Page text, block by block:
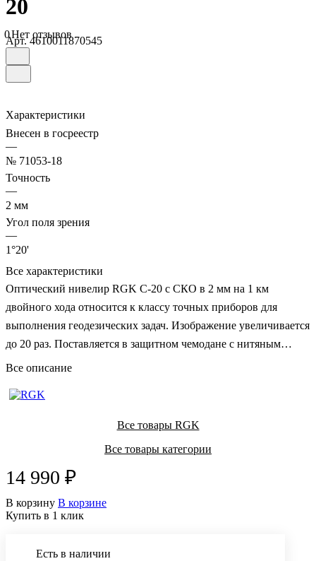
20
0Нет отзывов
Арт.4610011870545
Характеристики
Внесен в госреестр
—
№ 71053-18
Точность
—
2 мм
Угол поля зрения
—
1°20'
Все характеристики
Оптический нивелир RGK C-20 с СКО в 2 мм на 1 км
двойного хода относится к классу точных приборов для
выполнения геодезических задач. Изображение увеличивается
до 20 раз. Поставляется в защитном чемодане с нитяным
отвесом и юстировочным набором инструментов.
Все описание
Все товары RGK
Все товары категории
14 990 ₽
В корзину В корзине
Купить в 1 клик
Есть в наличии